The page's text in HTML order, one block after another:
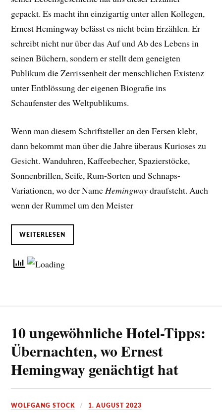
gepackt. Es macht ihn einzigartig unter allen Kollegen,
Ernest Hemingway belässt es nicht beim Erzählen. Er
schreibt nicht nur über das Auf und Ab des Lebens in
seinen Büchern, sondern er stellt dem geneigten
Publikum die Zerrissenheit der menschlichen Existenz
unter Entblössung der eigenen Biografie ins
Schaufenster des Weltpublikums.
Wenn man diesem Schriftsteller an den Fersen klebt,
dann bekommt man über die Jahre überaus Kurioses zu
Gesicht. Wanduhren, Kaffeebecher, Spazierstöcke,
Sonnenbrillen, Seife, Rum-Sorten und Schnaps-
Variationen, wo der NameHemingwaydraufsteht. Auch
wenn der Rummel um den Meister
WEITERLESEN
10 ungewöhnliche Hotel-Tipps:
Übernachten, wo Ernest
Hemingway genächtigt hat
WOLFGANG STOCK 1. AUGUST 2023